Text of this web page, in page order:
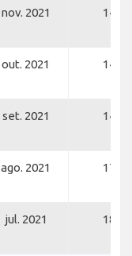
nov. 2021
out. 2021
set. 2021
ago. 2021
jul. 2021